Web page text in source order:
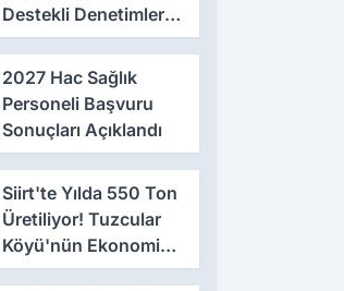
Destekli Denetimler
Başladı
2027 Hac Sağlık
Personeli Başvuru
Sonuçları Açıklandı
Siirt'te Yılda 550 Ton
Üretiliyor! Tuzcular
Köyü'nün Ekonomiye
Katkısı Büyüyor